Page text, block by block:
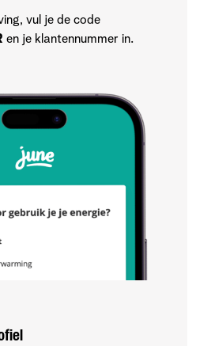
vul je de code
en je klantennummer in.